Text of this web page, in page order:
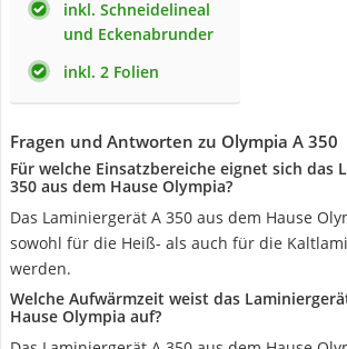
inkl. Schneidelineal
und Eckenabrunder
inkl. 2 Folien
Fragen und Antworten zu Olympia A 350
Für welche Einsatzbereiche eignet sich das
350 aus dem Hause Olympia?
Das Laminiergerät A 350 aus dem Hause
sowohl für die Heiß- als auch für die
werden.
Welche Aufwärmzeit weist das
Hause Olympia auf?